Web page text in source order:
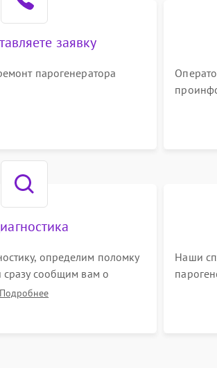
заявку
парогенератора
определим поломку
сразу сообщим вам о
Подробнее
Наши